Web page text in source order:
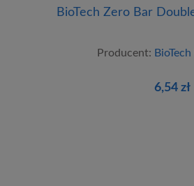
BioTech Zero Bar
Producent:
6,54 zł